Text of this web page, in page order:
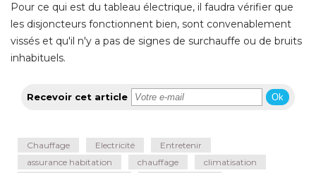
Pour ce qui est du tableau électrique, il faudra vérifier que
les disjoncteurs fonctionnent bien, sont convenablement
vissés et qu'il n'y a pas de signes de surchauffe ou de bruits
inhabituels.
Recevoir cet article Ok
Chauffage Electricité
Entretenir
assurance habitation
chauffage
climatisation